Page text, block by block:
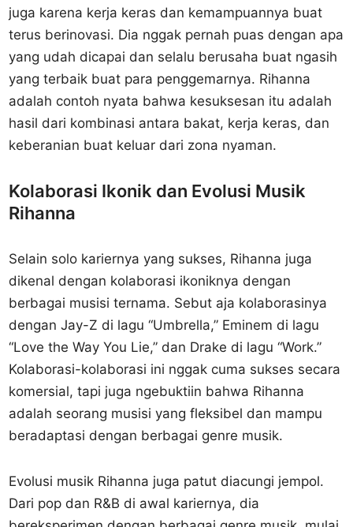
juga karena kerja keras dan kemampuannya buat
terus berinovasi. Dia nggak pernah puas dengan apa
yang udah dicapai dan selalu berusaha buat ngasih
yang terbaik buat para penggemarnya. Rihanna
adalah contoh nyata bahwa kesuksesan itu adalah
hasil dari kombinasi antara bakat, kerja keras, dan
keberanian buat keluar dari zona nyaman.
Kolaborasi Ikonik dan Evolusi Musik
Rihanna
Selain solo kariernya yang sukses, Rihanna juga
dikenal dengan kolaborasi ikoniknya dengan
berbagai musisi ternama. Sebut aja kolaborasinya
dengan Jay-Z di lagu “Umbrella,” Eminem di lagu
“Love the Way You Lie,” dan Drake di lagu “Work.”
Kolaborasi-kolaborasi ini nggak cuma sukses secara
komersial, tapi juga ngebuktiin bahwa Rihanna
adalah seorang musisi yang fleksibel dan mampu
beradaptasi dengan berbagai genre musik.
Evolusi musik Rihanna juga patut diacungi jempol.
Dari pop dan R&B di awal kariernya, dia